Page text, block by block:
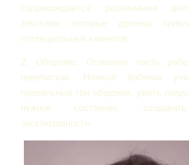
сопровождается различными
текстами, которые должны
потенциальных клиентов.
2. Общение: Основная часть
перепиской. Ночные бабочки
правильный тон общения, уметь
нужное состояние,
эксклюзивности.